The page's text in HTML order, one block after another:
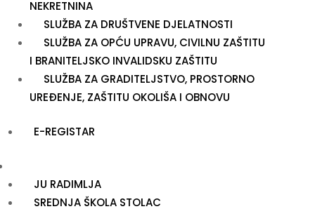
NEKRETNINA
SLUŽBA ZA DRUŠTVENE DJELATNOSTI
SLUŽBA ZA OPĆU UPRAVU, CIVILNU ZAŠTITU
I BRANITELJSKO INVALIDSKU ZAŠTITU
SLUŽBA ZA GRADITELJSTVO, PROSTORNO
UREĐENJE, ZAŠTITU OKOLIŠA I OBNOVU
E-REGISTAR
JU RADIMLJA
SREDNJA ŠKOLA STOLAC